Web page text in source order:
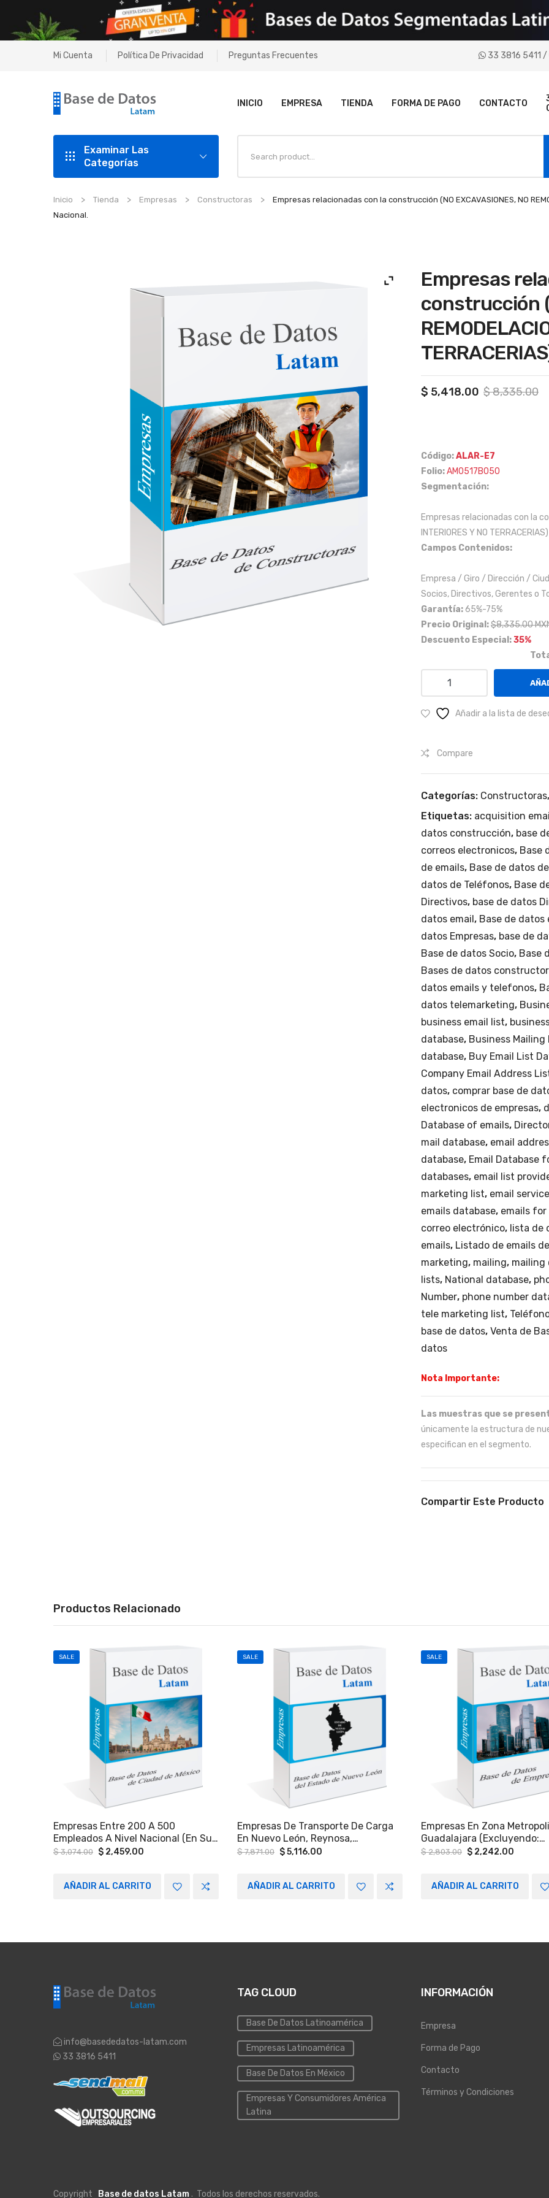
Mi Cuenta Política De Privacidad Preguntas Frecuentes 33 3816 5411 /
INICIO EMPRESA TIENDA FORMA DE PAGO CONTACTO
Examinar Las
Categorías
Inicio Tienda Empresas Constructoras
Empresas relacionadas con la construcción (NO EXCAVASIONES, NO
Nacional.
Empresas
construcción
$8,335.00
$ 5,418.00
Código:ALAR-E7
Folio:AM0517B050
Segmentación:
Empresas relacionadas con la
INTERIORES Y NO
Campos Contenidos:
Empresa / Giro / Dirección /
Socios, Directivos, Gerentes o
Garantía: 65%-75%
Precio Original:$8,335.00
Descuento Especial:35%
Empresas
relacionadas
con
(NO
REMODELACION
DE
INTERIORES
Y
NO
Nivel
Nacional.
cantidad
Añadir a la lista de
Compare
Categorías: Constructoras,
Etiquetas: acquisition
datos construcción, base
correos electronicos, Base
de emails, Base de datos
datos de Teléfonos, Base
Directivos, base de datos
datos email , Base de
datos Empresas, base de
Base de datos Socio, Base
Bases de datos
datos emails y telefonos,
datos telemarketing,
business email list,
database, Business Mailing
database, Buy Email List
Company Email Address
datos, comprar base de
electronicos de empresas,
Database of emails,
mail database, email
database, Email Database
databases, email list
marketing list, email
emails database, emails for
correo electrónico, lista de
emails, Listado de emails
marketing, mailing, mailing
lists, National database,
Number, phone number
tele marketing list,
base de datos, Venta de
datos
Nota Importante:
Las muestras que se
únicamente la estructura de
especifican en el segmento.
Compartir Este Producto
Productos Relacionado
SALE
Empresas Entre 200 A 500
Empleados A Nivel Nacional (en Su
Mayoría Ciudad De México Y El
$3,074.00 Original
$ 2,459.00
AÑADIR AL CARRITO
SALE
Empresas De Transporte De Carga
En Nuevo León, Reynosa,
Tamaulipas, Nuevo Laredo,
Guanajuato…
$7,871.00 Original
$5,116.00
AÑADIR AL CARRITO
SALE
Empresas En Zona
Guadalajara (excluyendo:
Hospitales, Hoteles,
$2,803.00 Original
$ 2,242.00
AÑADIR AL CARRITO
info@basededatos-latam.com
33 3816 5411
TAG CLOUD
Base De Datos Latinoamérica
Empresas Latinoamérica
Base De Datos En México
Empresas Y Consumidores América
Latina
INFORMACIÓN
Empresa
Forma de Pago
Contacto
Términos y Condiciones
Copyright Base de datos Latam . Todos los derechos reservados.